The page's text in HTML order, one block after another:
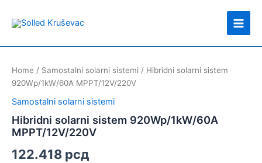
Main
Home / Samostalni solarni sistemi / Hibridni solarni sistem
920Wp/1kW/60A MPPT/12V/220V
Samostalni solarni sistemi
Hibridni solarni sistem 920Wp/1kW/60A
MPPT/12V/220V
122.418 рсд
sistem
920Wp/1kW/60A
MPPT/12V/220V